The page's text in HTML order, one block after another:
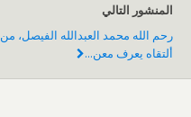
المنشور التالي
رحم الله محمد العبدالله الفيصل، من
ألتقاه يعرف معن...